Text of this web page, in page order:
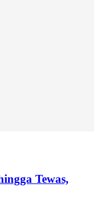
Tewas,